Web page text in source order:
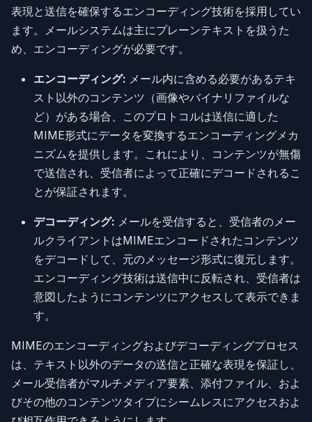
表現と送信を確保するエンコーディング技術を採用してい
ます。メールシステムは主にプレーンテキストを扱うた
め、エンコーディングが必要です。
エンコーディング: メール内に含める必要があるテキ
スト以外のコンテンツ（画像やバイナリファイルな
ど）がある場合、このプロトコルは送信に適した
MIME形式にデータを変換するエンコーディングメカ
ニズムを提供します。これにより、コンテンツが無傷
で送信され、受信者によって正確にデコードされるこ
とが保証されます。
デコーディング: メールを受信すると、受信者のメー
ルクライアントはMIMEエンコードされたコンテンツ
をデコードして、元のメッセージ形式に復元します。
エンコーディング技術は送信中に反転され、受信者は
意図したようにコンテンツにアクセスして表示できま
す。
MIMEのエンコーディングおよびデコーディングプロセス
は、テキスト以外のデータの送信と正確な表現を保証し、
メール受信者がマルチメディア要素、添付ファイル、およ
びその他のコンテンツタイプにシームレスにアクセスおよ